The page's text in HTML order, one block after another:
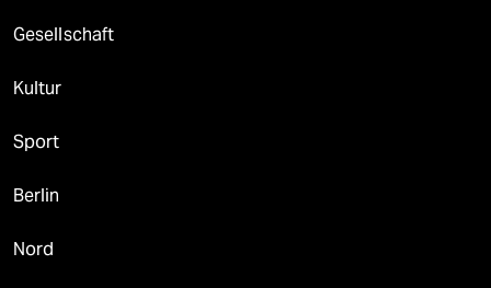
Gesellschaft
Kultur
Sport
Berlin
Nord